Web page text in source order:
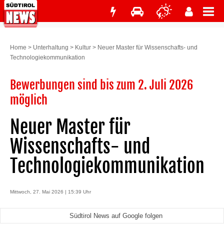
Home > Unterhaltung > Kultur > Neuer Master für Wissenschafts- und
Technologiekommunikation
Bewerbungen sind bis zum 2. Juli 2026
möglich
Neuer Master für
Wissenschafts- und
Technologiekommunikation
Mittwoch, 27. Mai 2026 | 15:39 Uhr
Südtirol News auf Google folgen